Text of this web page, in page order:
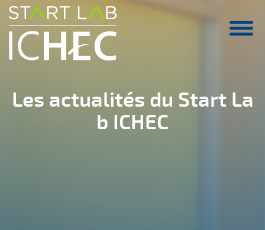
Aller au contenu principal
Les actualités du Start La
b ICHEC